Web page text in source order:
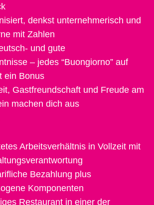
denkst unternehmerisch und
mit Zahlen
und gute
– jedes “Buongiorno” auf
ein Bonus
Gastfreundschaft und Freude am
machen dich aus
Arbeitsverhältnis in Vollzeit mit
Bezahlung plus
Komponenten
Restaurant in einer der